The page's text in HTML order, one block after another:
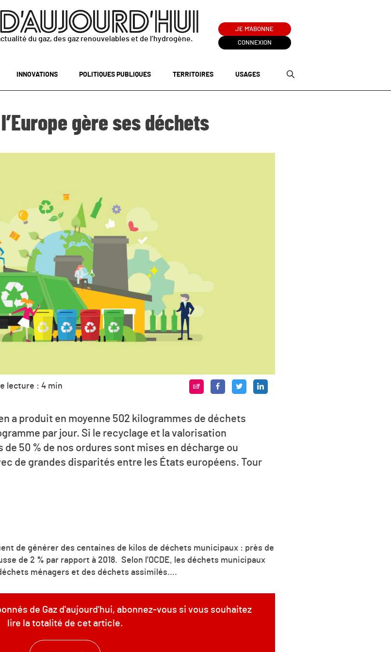
du gaz, des gaz renouvelables et de l’hydrogène.
JE M'ABONNE
CONNEXION
INNOVATIONS POLITIQUES PUBLIQUES TERRITOIRES USAGES
gère ses déchets
lecture : 4 min
a produit en moyenne 502 kilogrammes de déchets
par jour. Si le recyclage et la valorisation
50 % de nos ordures sont mises en décharge ou
de grandes disparités entre les États européens. Tour
de générer des centaines de kilos de déchets municipaux : près de
de 2 % par rapport à 2018. Selon l’OCDE, les déchets municipaux
ménagers et des déchets assimilés....
de Gaz d'aujourd'hui, abonnez-vous si vous souhaitez
lire la totalité de cet article.